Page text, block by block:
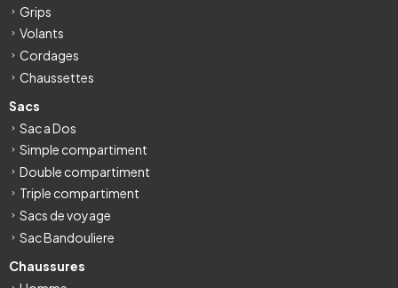
Grips
Volants
Cordages
Chaussettes
Sacs
Sac a Dos
Simple compartiment
Double compartiment
Triple compartiment
Sacs de voyage
Sac Bandouliere
Chaussures